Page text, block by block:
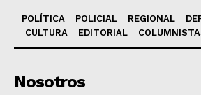
POLÍTICA POLICIAL REGIONAL
CULTURA
EDITORIAL
Nosotros